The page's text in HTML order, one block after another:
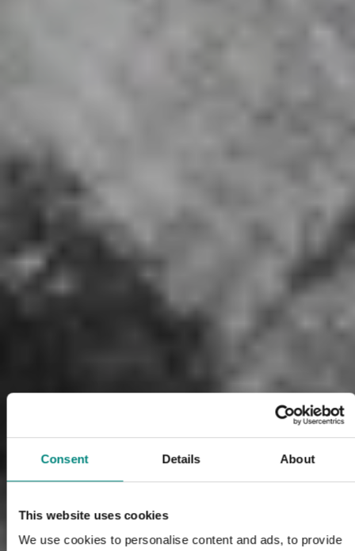
Consent Details About
This website uses cookies
We use cookies to personalise content and ads, to provide